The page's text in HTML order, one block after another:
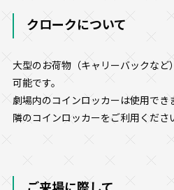
クロークについて
大型のお荷物（キャリーバックな
可能です。
劇場内のコインロッカーは使用で
隣のコインロッカーをご利用くださ